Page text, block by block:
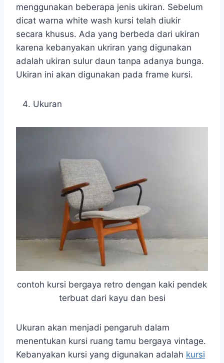
menggunakan beberapa jenis ukiran. Sebelum
dicat warna white wash kursi telah diukir
secara khusus. Ada yang berbeda dari ukiran
karena kebanyakan ukriran yang digunakan
adalah ukiran sulur daun tanpa adanya bunga.
Ukiran ini akan digunakan pada frame kursi.
Ukuran
contoh kursi bergaya retro dengan kaki pendek
terbuat dari kayu dan besi
Ukuran akan menjadi pengaruh dalam
menentukan kursi ruang tamu bergaya vintage.
Kebanyakan kursi yang digunakan adalah kursi